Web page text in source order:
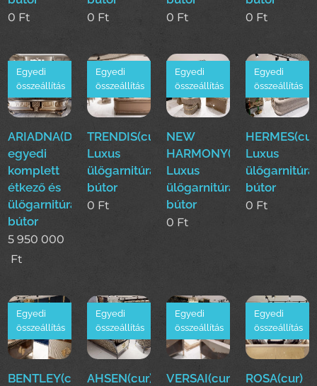
0 Ft 0 Ft 0 Ft 0 Ft
ARIADNA(Duy)Luxus
egyedi
komplett
étkező és
ülőgarnitúra
bútor
Egyedi
összeállítás
5 950 000
Ft
TRENDIS(cur)
Luxus
ülőgarnitúra
bútor
Egyedi
összeállítás
0 Ft
NEW
HARMONY(cur)
Luxus
ülőgarnitúra
bútor
Egyedi
összeállítás
0 Ft
Luxus
ülőgarnitúra
bútor
Egyedi
összeállítás
0 Ft
BENTLEY(cur)
Egyedi
összeállítás
AHSEN(cur)
Egyedi
összeállítás
VERSAI(cur)
Egyedi
összeállítás
ROSA(cur)
Egyedi
összeállítás